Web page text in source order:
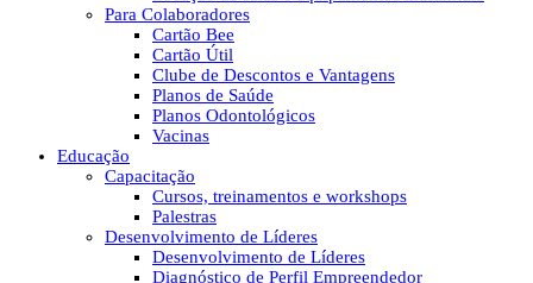
Para Colaboradores
Cartão Bee
Cartão Útil
Clube de Descontos e Vantagens
Planos de Saúde
Planos Odontológicos
Vacinas
Educação
Capacitação
Cursos, treinamentos e workshops
Palestras
Desenvolvimento de Líderes
Desenvolvimento de Líderes
Diagnóstico de Perfil Empreendedor